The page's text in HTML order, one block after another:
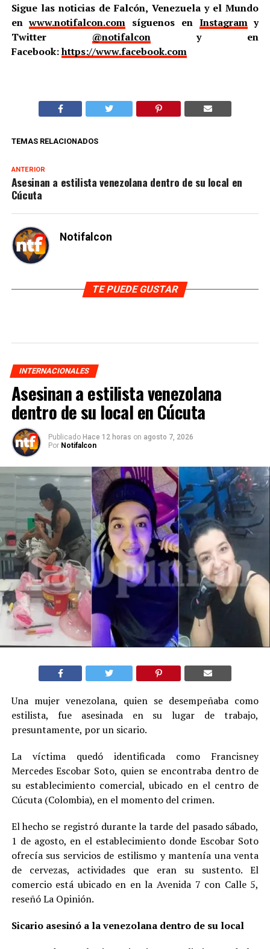
Sigue las noticias de Falcón, Venezuela y el Mundo
enwww.notifalcon.com síguenos en Instagramy
Twitter @notifalcony en
Facebook:https://www.facebook.com
TEMAS RELACIONADOS
ANTERIOR
Asesinan a estilista venezolana dentro de su local en
Cúcuta
Notifalcon
TE PUEDE GUSTAR
INTERNACIONALES
Asesinan a estilista venezolana
dentro de su local en Cúcuta
Publicado Hace 12 horas on agosto 7, 2026
Por Notifalcon
Una mujer venezolana, quien se desempeñaba como
estilista, fue asesinada en su lugar de trabajo,
presuntamente, por un sicario.
La víctima quedó identificada como Francisney
Mercedes Escobar Soto, quien se encontraba dentro de
su establecimiento comercial, ubicado en el centro de
Cúcuta (Colombia), en el momento del crimen.
El hecho se registró durante la tarde del pasado sábado,
1 de agosto, en el establecimiento donde Escobar Soto
ofrecía sus servicios de estilismo y mantenía una venta
de cervezas, actividades que eran su sustento. El
comercio está ubicado en en la Avenida 7 con Calle 5,
reseñó La Opinión.
Sicario asesinó a la venezolana dentro de su local